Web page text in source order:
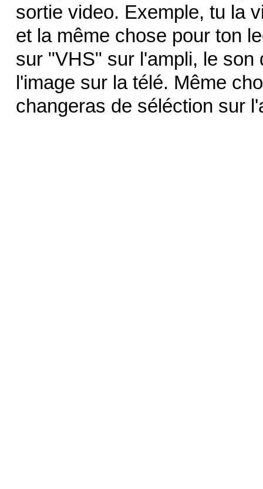
sortie video. Exemple, tu la
et la même chose pour ton
sur "VHS" sur l'ampli, le
l'image sur la télé. Même
changeras de séléction sur